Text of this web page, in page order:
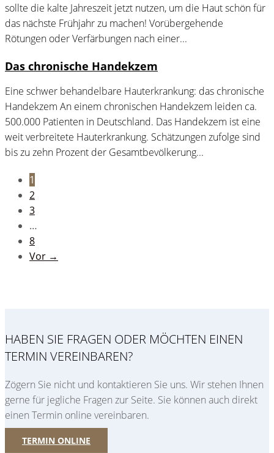
sollte die kalte Jahreszeit jetzt nutzen, um die Haut schön für
das nächste Frühjahr zu machen! Vorübergehende
Rötungen oder Verfärbungen nach einer...
Das chronische Handekzem
Eine schwer behandelbare Hauterkrankung: das chronische
Handekzem An einem chronischen Handekzem leiden ca.
500.000 Patienten in Deutschland. Das Handekzem ist eine
weit verbreitete Hauterkrankung. Schätzungen zufolge sind
bis zu zehn Prozent der Gesamtbevölkerung...
1
2
3
…
8
Vor →
HABEN SIE FRAGEN ODER MÖCHTEN EINEN
TERMIN VEREINBAREN?
Zögern Sie nicht und kontaktieren Sie uns. Wir stehen Ihnen
gerne für jegliche Fragen zur Seite. Sie können auch direkt
einen Termin online vereinbaren.
TERMIN ONLINE